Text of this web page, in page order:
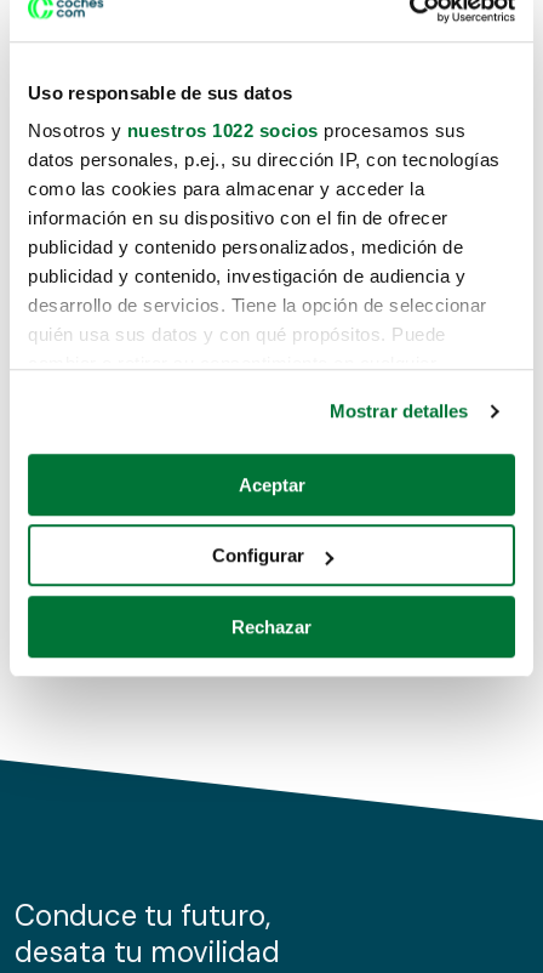
Uso responsable de sus datos
Nosotros y nuestros 1022 socios procesamos sus
datos personales, p.ej., su dirección IP, con tecnologías
como las cookies para almacenar y acceder la
información en su dispositivo con el fin de ofrecer
publicidad y contenido personalizados, medición de
publicidad y contenido, investigación de audiencia y
desarrollo de servicios. Tiene la opción de seleccionar
quién usa sus datos y con qué propósitos. Puede
Si lo permite, también quisiéramos:
Recopilar información sobre su ubicación geográfica
Identificar su dispositivo analizándolo activamente
para buscar características específicas (huellas
Obtenga más información sobre cómo se procesan sus
de cookies.
información sobre el uso que haga del sitio web con
nuestros partners de redes sociales, publicidad y análisis
Mostrar detalles
Aceptar
Configurar
Rechazar
Lo sentimos, no sabemos como
te hemos traido hasta aquí.
Pero puedes encontrar el coche que estás
buscando en alguno de estos enlaces:
Coches de segunda mano
Coches de km0
Conduce tu futuro,
desata tu movilidad